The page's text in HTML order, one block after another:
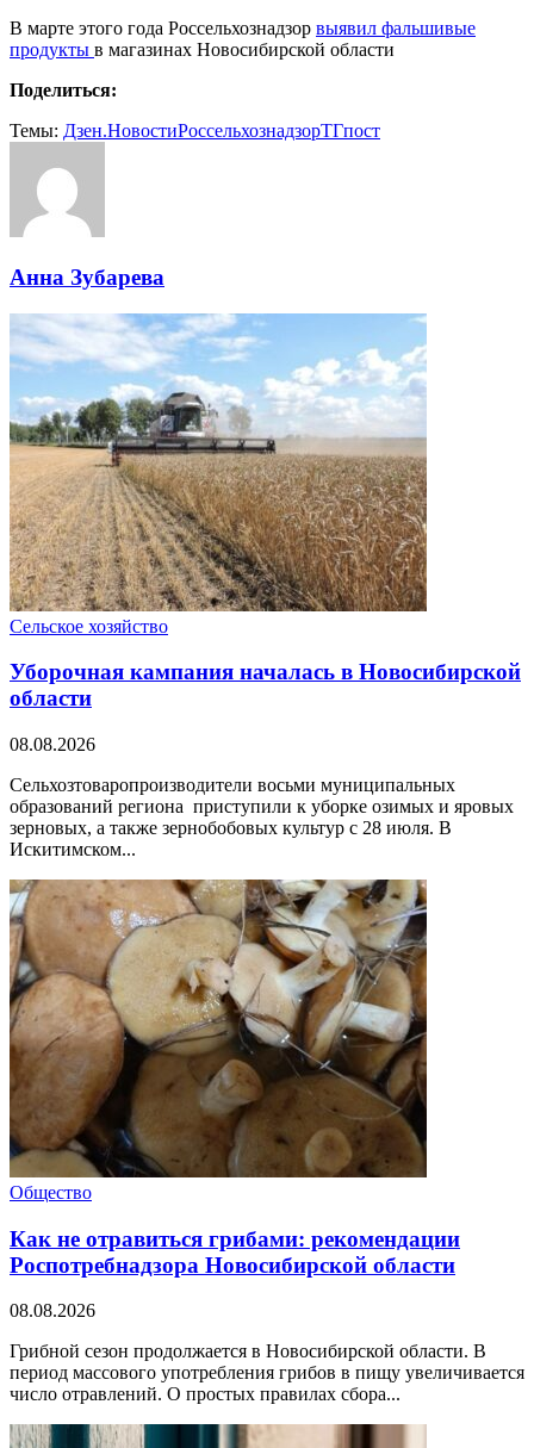
В марте этого года Россельхознадзор выявил фальшивые
продукты в магазинах Новосибирской области
Поделиться:
Темы: Дзен.НовостиРоссельхознадзорТГпост
Анна Зубарева
Сельское хозяйство
Уборочная кампания началась в Новосибирской
области
08.08.2026
Сельхозтоваропроизводители восьми муниципальных
образований региона приступили к уборке озимых и яровых
зерновых, а также зернобобовых культур с 28 июля. В
Искитимском...
Общество
Как не отравиться грибами: рекомендации
Роспотребнадзора Новосибирской области
08.08.2026
Грибной сезон продолжается в Новосибирской области. В
период массового употребления грибов в пищу увеличивается
число отравлений. О простых правилах сбора...